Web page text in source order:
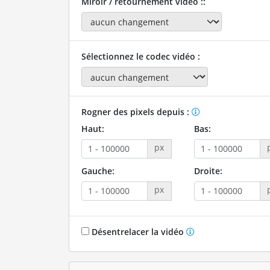
Sélectionnez le codec vidéo :
Rogner des pixels depuis :
Haut:
px
Bas:
Gauche:
px
Droite:
Désentrelacer la vidéo